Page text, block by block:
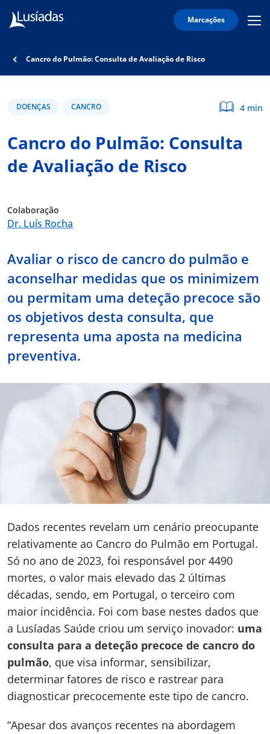
Marcações
Lusíadas
Hospitais
Corpo
Especialidades
Acordos
Cancro do Pulmão: Consulta de Avaliação de Risco
DOENÇAS CANCRO 4 min
Cancro do Pulmão: Consulta
de Avaliação de Risco
Colaboração
Dr. Luís Rocha
Avaliar o risco de cancro do pulmão e
aconselhar medidas que os minimizem
ou permitam uma deteção precoce são
os objetivos desta consulta, que
representa uma aposta na medicina
preventiva.
Dados recentes revelam um cenário preocupante
relativamente ao Cancro do Pulmão em Portugal.
Só no ano de 2023, foi responsável por 4490
mortes, o valor mais elevado das 2 últimas
décadas, sendo, em Portugal, o terceiro com
maior incidência. Foi com base nestes dados que
a Lusíadas Saúde criou um serviço inovador: uma
consulta para a deteção precoce de cancro do
pulmão, que visa informar, sensibilizar,
determinar fatores de risco e rastrear para
diagnosticar precocemente este tipo de cancro.
“Apesar dos avanços recentes na abordagem